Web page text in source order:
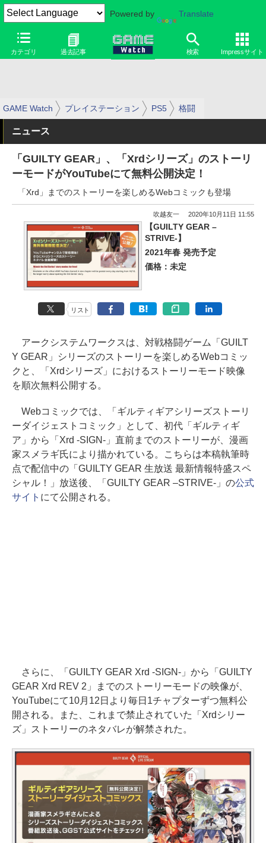
Powered by Translate
カテゴリ 過去記事 検索 Impressサイト
GAME Watch プレイステーション PS5 格闘
ニュース
「GUILTY GEAR」、「Xrdシリーズ」のストーリ
ーモードがYouTubeにて無料公開決定！
「Xrd」までのストーリーを楽しめるWebコミックも登場
吹越友一 2020年10月11日 11:55
【GUILTY GEAR –
STRIVE-】
2021年春 発売予定
価格：未定
リスト
アークシステムワークスは、対戦格闘ゲーム「GUILT
Y GEAR」シリーズのストーリーを楽しめるWebコミッ
クと、「Xrdシリーズ」におけるストーリーモード映像
を順次無料公開する。
Webコミックでは、「ギルティギアシリーズストーリ
ーダイジェストコミック」として、初代「ギルティギ
ア」から「Xrd -SIGN-」直前までのストーリーが、漫画
家スメラギ氏により描かれている。こちらは本稿執筆時
点で配信中の「GUILTY GEAR 生放送 最新情報特盛スペ
シャル！」放送後、「GUILTY GEAR –STRIVE-」の公式
サイト にて公開される。
さらに、「GUILTY GEAR Xrd -SIGN-」から「GUILTY
GEAR Xrd REV 2」までのストーリーモードの映像が、
YouTubeにて10月12日より毎日1チャプターずつ無料公
開される。また、これまで禁止されていた「Xrdシリー
ズ」ストーリーのネタバレが解禁された。